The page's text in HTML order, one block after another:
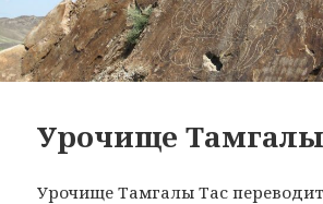
Урочище
Урочище Тамгалы Тас